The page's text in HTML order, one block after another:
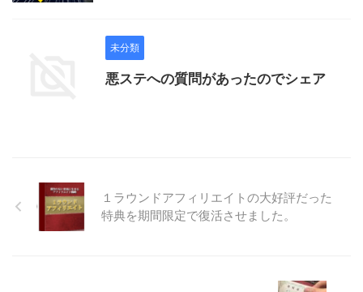
未分類
悪ステへの質問があったのでシェア
１ラウンドアフィリエイトの大好評だった
特典を期間限定で復活させました。